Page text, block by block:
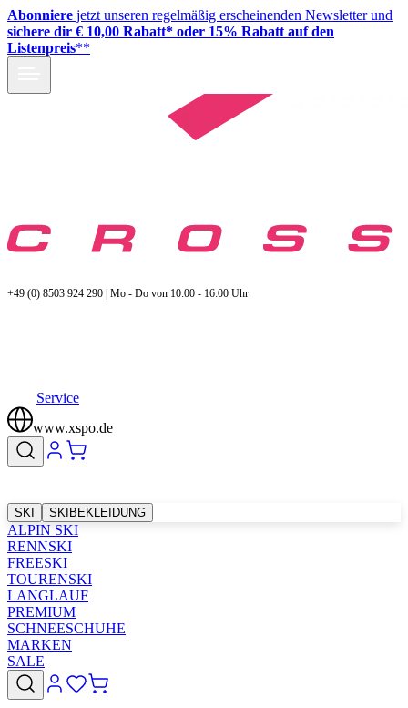
Abonniere jetzt unseren regelmäßig erscheinenden Newsletter und
sichere dir € 10,00 Rabatt* oder 15% Rabatt auf den
Listenpreis**
+49 (0) 8503 924 290 | Mo - Do von 10:00 - 16:00 Uhr
Service
www.xspo.de
SKI SKIBEKLEIDUNG
ALPIN SKI
RENNSKI
FREESKI
TOURENSKI
LANGLAUF
PREMIUM
SCHNEESCHUHE
MARKEN
SALE